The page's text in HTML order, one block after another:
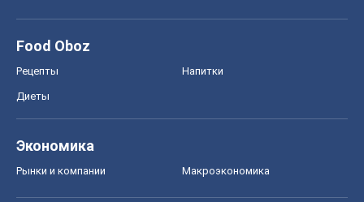
Food Oboz
Рецепты Напитки
Диеты
Экономика
Рынки и компании Mакроэкономика